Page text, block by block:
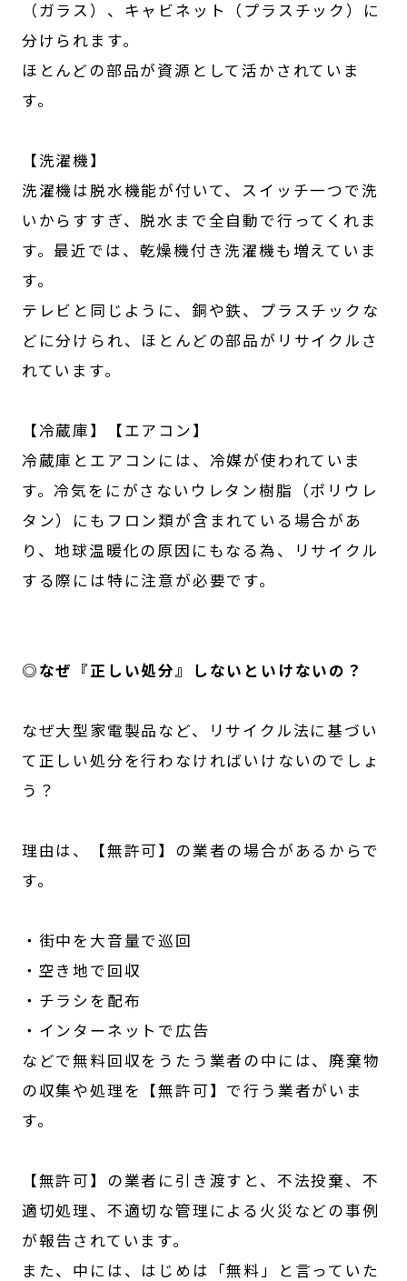
（ガラス）、キャビネット（プラスチック）に
分けられます。
ほとんどの部品が資源として活かされていま
す。
【洗濯機】
洗濯機は脱水機能が付いて、スイッチ一つで洗
いからすすぎ、脱水まで全自動で行ってくれま
す。最近では、乾燥機付き洗濯機も増えていま
す。
テレビと同じように、銅や鉄、プラスチックな
どに分けられ、ほとんどの部品がリサイクルさ
れています。
【冷蔵庫】【エアコン】
冷蔵庫とエアコンには、冷媒が使われていま
す。冷気をにがさないウレタン樹脂（ポリウレ
タン）にもフロン類が含まれている場合があ
り、地球温暖化の原因にもなる為、リサイクル
する際には特に注意が必要です。
◎なぜ『正しい処分』しないといけないの？
なぜ大型家電製品など、リサイクル法に基づい
て正しい処分を行わなければいけないのでしょ
う？
理由は、【無許可】の業者の場合があるからで
す。
・街中を大音量で巡回
・空き地で回収
・チラシを配布
・インターネットで広告
などで無料回収をうたう業者の中には、廃棄物
の収集や処理を【無許可】で行う業者がいま
す。
【無許可】の業者に引き渡すと、不法投棄、不
適切処理、不適切な管理による火災などの事例
が報告されています。
また、中には、はじめは「無料」と言っていた